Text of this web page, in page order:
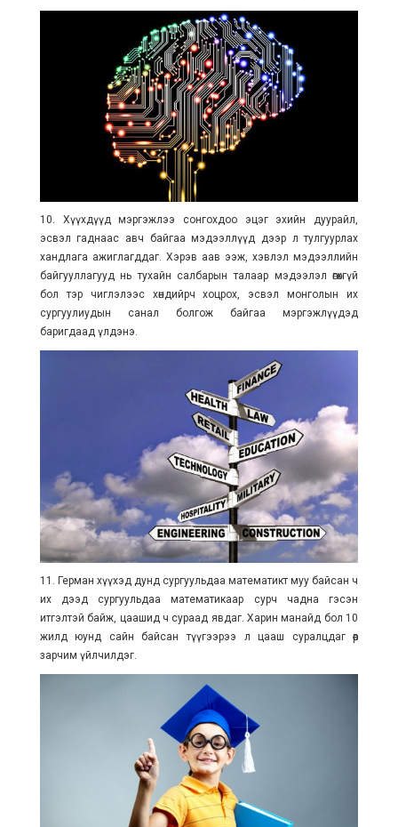
10. Хүүхдүүд мэргэжлээ сонгохдоо эцэг эхийн дуурайл,
эсвэл гаднаас авч байгаа мэдээллүүд дээр л тулгуурлах
хандлага ажиглагддаг. Хэрэв аав ээж, хэвлэл мэдээллийн
байгууллагууд нь тухайн салбарын талаар мэдээлэл өгөхгүй
бол тэр чиглэлээс хөндийрч хоцрох, эсвэл монголын их
сургуулиудын санал болгож байгаа мэргэжлүүдэд
баригдаад үлдэнэ.
11. Герман хүүхэд дунд сургуульдаа математикт муу байсан ч
их дээд сургуульдаа математикаар сурч чадна гэсэн
итгэлтэй байж, цаашид ч сураад явдаг. Харин манайд бол 10
жилд юунд сайн байсан түүгээрээ л цааш суралцдаг өөр
зарчим үйлчилдэг.